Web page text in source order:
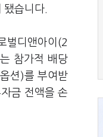
습니다.
벌디앤아이(2
참가적 배당
션)를 부여받
금 전액을 손